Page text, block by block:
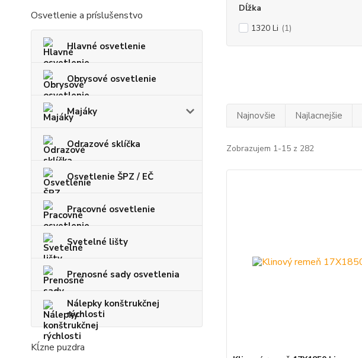
Osvetlenie a príslušenstvo
Hlavné osvetlenie
Obrysové osvetlenie
Majáky
Odrazové sklíčka
Osvetlenie ŠPZ / EČ
Pracovné osvetlenie
Svetelné lišty
Prenosné sady osvetlenia
Nálepky konštrukčnej
rýchlosti
Kĺzne puzdra
Dĺžka
1320 Li (1)
Najnovšie Najlacnejšie
Zobrazujem 1-15 z 282